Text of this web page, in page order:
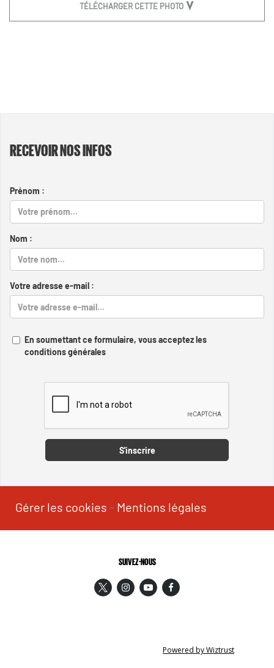
TÉLÉCHARGER CETTE PHOTO
RECEVOIR NOS INFOS
Prénom :
Nom :
Votre adresse e-mail :
En soumettant ce formulaire, vous acceptez les
conditions générales
S'inscrire
Gérer les cookies - Mentions légales
SUIVEZ-NOUS
Powered by Wiztrust